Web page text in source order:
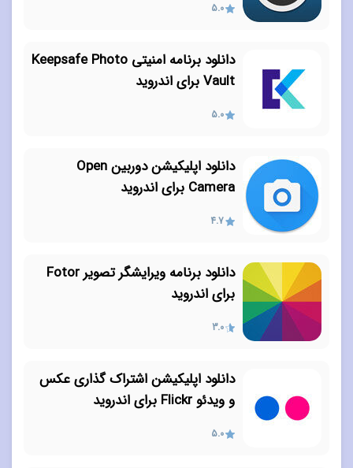
5.0
دانلود برنامه امنیتی Keepsafe Photo
Vault برای اندروید
5.0
دانلود اپلیکیشن دوربین Open
Camera برای اندروید
4.7
دانلود برنامه ویرایشگر تصویر Fotor
برای اندروید
3.0
دانلود اپلیکیشن اشتراک گذاری عکس
و ویدئو Flickr برای اندروید
5.0